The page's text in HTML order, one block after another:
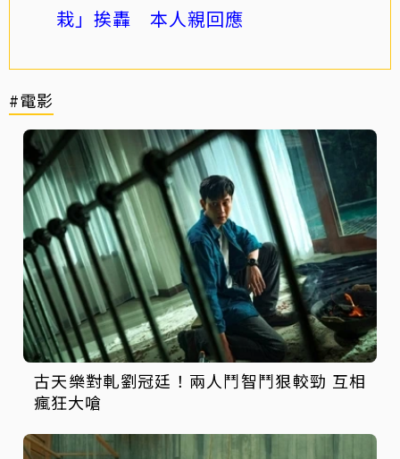
栽」挨轟 本人親回應
#電影
古天樂對軋劉冠廷！兩人鬥智鬥狠較勁 互相
瘋狂大嗆